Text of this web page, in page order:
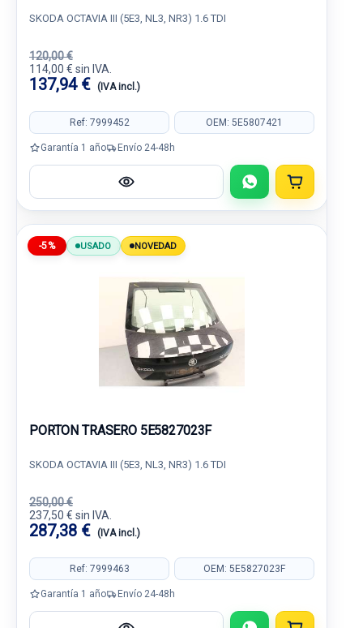
SKODA OCTAVIA III (5E3, NL3, NR3) 1.6 TDI
120,00 €
114,00 € sin IVA.
137,94 € (IVA incl.)
Ref: 7999452 OEM: 5E5807421
Garantía 1 año Envío 24-48h
-5% USADO NOVEDAD
PORTON TRASERO 5E5827023F
SKODA OCTAVIA III (5E3, NL3, NR3) 1.6 TDI
250,00 €
237,50 € sin IVA.
287,38 € (IVA incl.)
Ref: 7999463 OEM: 5E5827023F
Garantía 1 año Envío 24-48h